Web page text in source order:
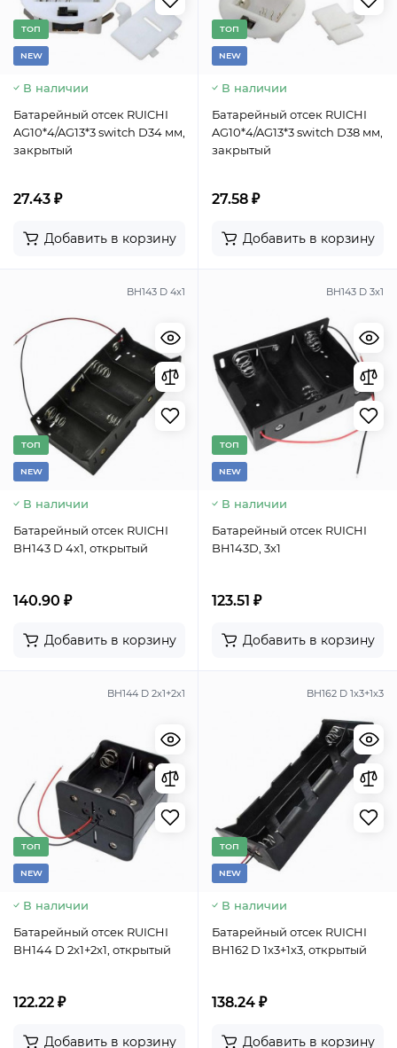
TОП
NEW
В наличии
Батарейный отсек RUICHI
AG10*4/AG13*3 switch D34 мм,
закрытый
27.43 ₽
Добавить в корзину
TОП
NEW
В наличии
Батарейный отсек RUICHI
AG10*4/AG13*3 switch D38 мм,
закрытый
27.58 ₽
Добавить в корзину
BH143 D 4x1
TОП
NEW
В наличии
Батарейный отсек RUICHI
BH143 D 4x1, открытый
140.90 ₽
Добавить в корзину
BH143 D 3x1
TОП
NEW
В наличии
Батарейный отсек RUICHI
BH143D, 3x1
123.51 ₽
Добавить в корзину
BH144 D 2x1+2x1
TОП
NEW
В наличии
Батарейный отсек RUICHI
BH144 D 2x1+2x1, открытый
122.22 ₽
Добавить в корзину
BH162 D 1x3+1x3
TОП
NEW
В наличии
Батарейный отсек RUICHI
BH162 D 1x3+1x3, открытый
138.24 ₽
Добавить в корзину